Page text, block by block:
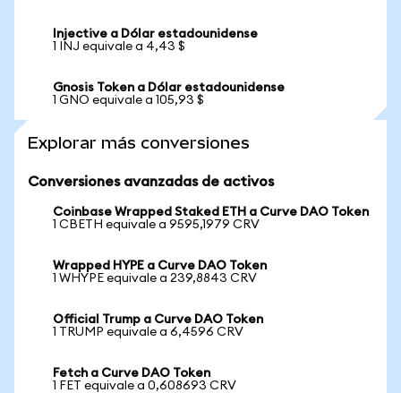
Injective a Dólar estadounidense
1 INJ equivale a 4,43 $
Gnosis Token a Dólar estadounidense
1 GNO equivale a 105,93 $
Explorar más conversiones
Conversiones avanzadas de activos
Coinbase Wrapped Staked ETH a Curve DAO Token
1 CBETH equivale a 9595,1979 CRV
Wrapped HYPE a Curve DAO Token
1 WHYPE equivale a 239,8843 CRV
Official Trump a Curve DAO Token
1 TRUMP equivale a 6,4596 CRV
Fetch a Curve DAO Token
1 FET equivale a 0,608693 CRV